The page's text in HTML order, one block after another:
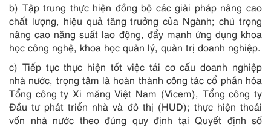
b) Tập trung thực hiện đồng bộ các giải pháp nâng cao
chất lượng, hiệu quả tăng trưởng của Ngành; chú trọng
nâng cao năng suất lao động, đẩy mạnh ứng dụng khoa
học công nghệ, khoa học quản lý, quản trị doanh nghiệp.
c) Tiếp tục thực hiện tốt việc tái cơ cấu doanh nghiệp
nhà nước, trọng tâm là hoàn thành công tác cổ phần hóa
Tổng công ty Xi măng Việt Nam (Vicem), Tổng công ty
Đầu tư phát triển nhà và đô thị (HUD); thực hiện thoái
vốn nhà nước theo đúng quy định tại Quyết định số